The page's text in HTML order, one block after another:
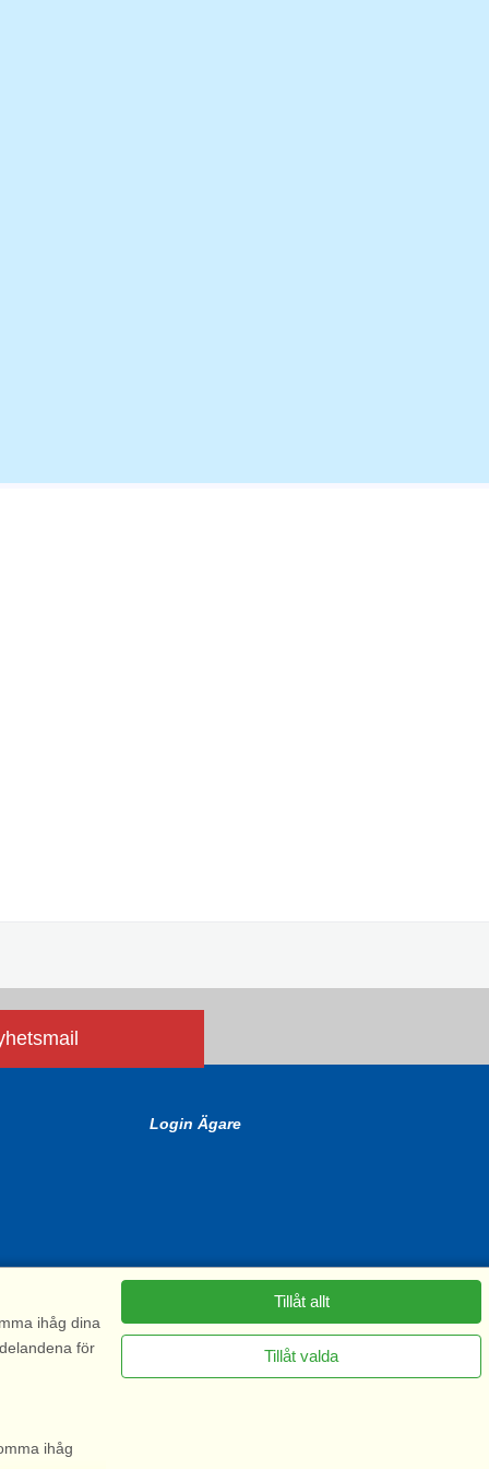
Login Ägare
ihåg dina
för
ihåg
Tillåt allt
Tillåt valda